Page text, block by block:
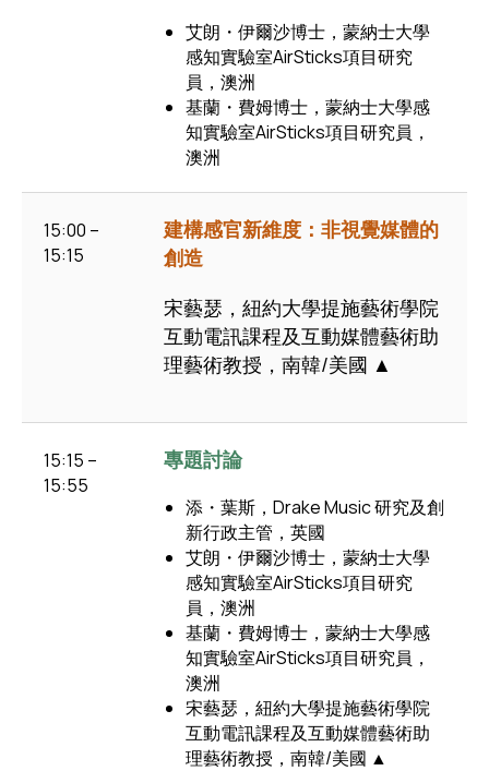
艾朗・伊爾沙博士，蒙納士大學
感知實驗室AirSticks項目研究
員，澳洲
基蘭・費姆博士，蒙納士大學感
知實驗室AirSticks項目研究員，
澳洲
15:00 –
15:15
建構感官新維度：非視覺媒體的
創造
宋藝瑟，紐約大學提施藝術學院
互動電訊課程及互動媒體藝術助
理藝術教授，南韓/美國 ▲
15:15 –
15:55
專題討論
添・葉斯，Drake Music 研究及創
新行政主管，英國
艾朗・伊爾沙博士，蒙納士大學
感知實驗室AirSticks項目研究
員，澳洲
基蘭・費姆博士，蒙納士大學感
知實驗室AirSticks項目研究員，
澳洲
宋藝瑟，紐約大學提施藝術學院
互動電訊課程及互動媒體藝術助
理藝術教授，南韓/美國 ▲